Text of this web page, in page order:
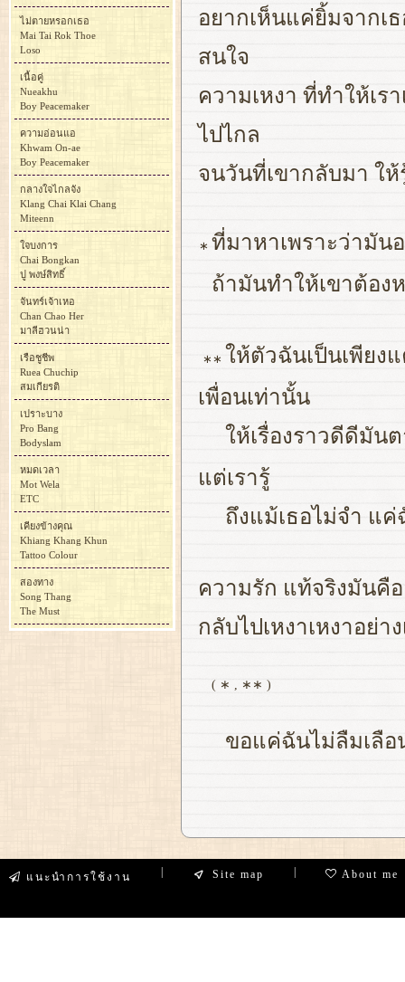
อยากเห็นแค่ยิ้มจากเ
สนใจ
ความเหงา ที่ทำให้เ
ไปไกล
จนวันที่เขากลับมา ให้
∗ ที่มาหาเพราะว่ามัน
ถ้ามันทำให้เขาต้อง
∗∗ ให้ตัวฉันเป็นเพียง
เพื่อนเท่านั้น
ให้เรื่องราวดีดีมัน
แต่เรารู้
ถึงแม้เธอไม่จำ แ
ความรัก แท้จริงมันคื
กลับไปเหงาเหงาอย่
( ∗ , ∗∗ )
ขอแค่ฉันไม่ลืมเลือ
ไม่ตายหรอกเธอ
Mai Tai Rok Thoe
Loso
เนื้อคู่
Nueakhu
Boy Peacemaker
ความอ่อนแอ
Khwam On-ae
Boy Peacemaker
กลางใจไกลจัง
Klang Chai Klai Chang
Miteenn
ใจบงการ
Chai Bongkan
ปู พงษ์สิทธิ์
จันทร์เจ้าเหอ
Chan Chao Her
มาลีฮวนน่า
เรือชูชีพ
Ruea Chuchip
สมเกียรติ
เปราะบาง
Pro Bang
Bodyslam
หมดเวลา
Mot Wela
ETC
เคียงข้างคุณ
Khiang Khang Khun
Tattoo Colour
สองทาง
Song Thang
The Must
แนะนำการใช้งาน Site map About me